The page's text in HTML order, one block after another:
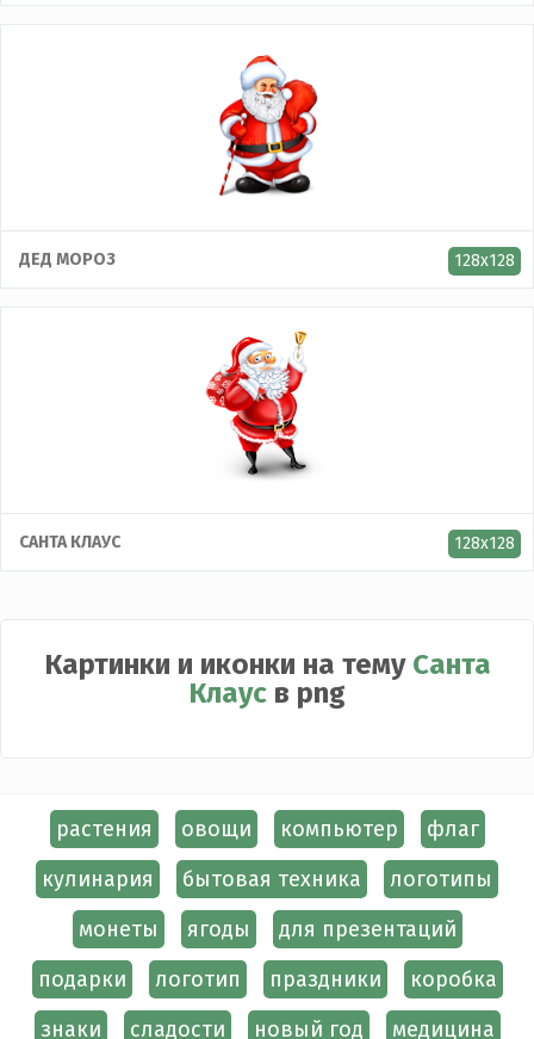
ДЕД МОРОЗ 128x128
САНТА КЛАУС 128x128
Картинки и иконки на тему Санта
Клаус в png
растения овощи компьютер
флаг
кулинария
бытовая техника
логотипы
монеты
ягоды
для презентаций
подарки
логотип праздники
коробка
знаки
сладости новый год медицина